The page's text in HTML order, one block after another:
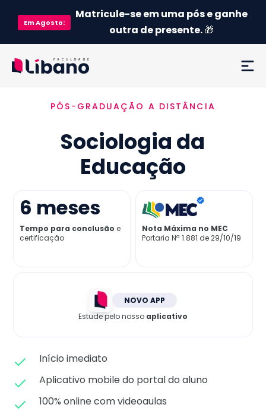
EmAgosto:
Matricule-se em uma pós e ganhe
outra de presente.🎁
Ementa
Como funciona
Credenciamento MEC
Preço
Já sou aluno
PÓS-GRADUAÇÃO A DISTÂNCIA
Sociologia da
Educação
6 meses
Tempo para conclusão e
certificação
Nota Máxima no MEC
Portaria Nª 1.881 de 29/10/19
NOVO APP
Estude pelo nosso aplicativo
Início imediato
Aplicativo mobile do portal do aluno
100% online com videoaulas